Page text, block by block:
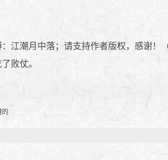
潮月中落；请支持作者版权，感谢！
败仗。
的